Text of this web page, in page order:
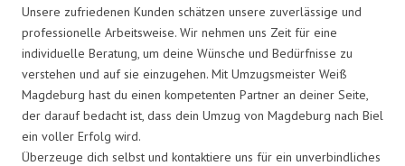
Unsere zufriedenen Kunden schätzen unsere zuverlässige und
professionelle Arbeitsweise. Wir nehmen uns Zeit für eine
individuelle Beratung, um deine Wünsche und Bedürfnisse zu
verstehen und auf sie einzugehen. Mit Umzugsmeister Weiß
Magdeburg hast du einen kompetenten Partner an deiner Seite,
der darauf bedacht ist, dass dein Umzug von Magdeburg nach Biel
ein voller Erfolg wird.
Überzeuge dich selbst und kontaktiere uns für ein unverbindliches